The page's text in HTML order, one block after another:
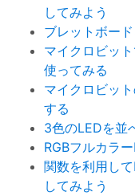
してみよう
ブレットボー
マイクロビッ
使ってみる
マイクロビッ
する
3色のLEDを並
RGBフルカラ
関数を利用し
してみよう